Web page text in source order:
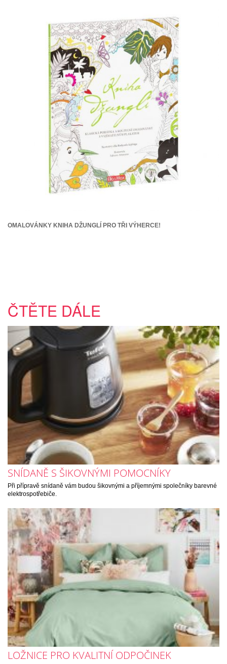
OMALOVÁNKY KNIHA DŽUNGLÍ PRO TŘI VÝHERCE!
ČTĚTE DÁLE
SNÍDANĚ S ŠIKOVNÝMI POMOCNÍKY
Při přípravě snídaně vám budou šikovnými a příjemnými společníky barevné
elektrospotřebiče.
LOŽNICE PRO KVALITNÍ ODPOČINEK